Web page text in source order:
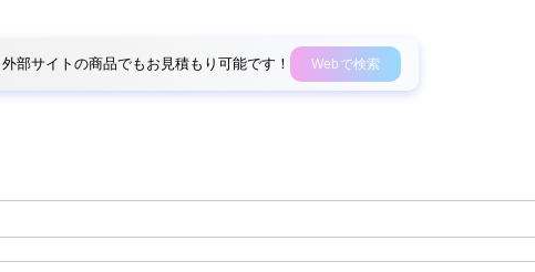
部サイトの商品でもお見積もり可能です！ Webで検索